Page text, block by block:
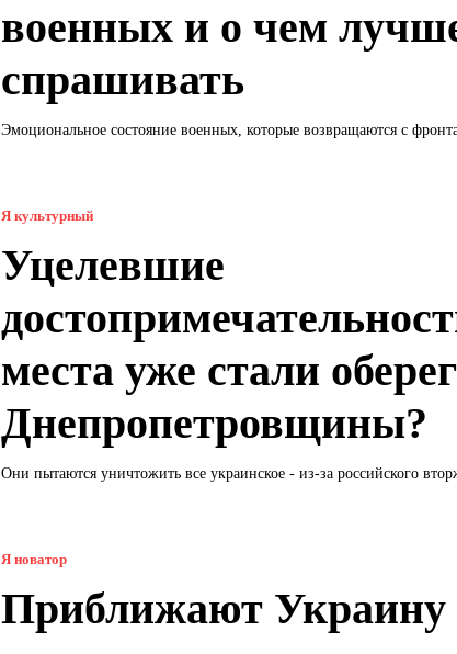
военных и о чем
спрашивать
Эмоциональное состояние военных, которые возвращаются с
Я культурный
Уцелевшие
места уже стали
Днепропетровщины?
Они пытаются уничтожить все украинское - из-за российского
Я новатор
Приближают Украину